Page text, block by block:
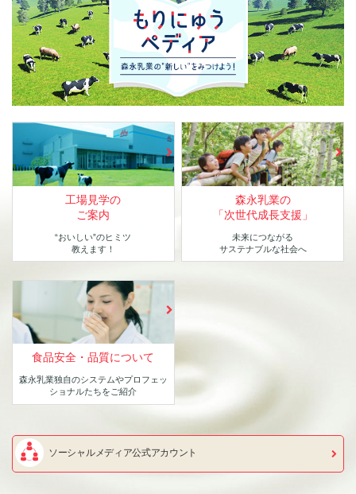
工場見学の
ご案内
“おいしい”のヒミツ
教えます！
森永乳業の
「次世代成長支援」
未来につながる
サステナブルな社会へ
食品安全・品質について
森永乳業独自のシステムやプロフェッ
ショナルたちをご紹介
ソーシャルメディア公式アカウント